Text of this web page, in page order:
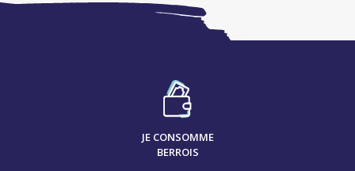
JE CONSOMME
BERROIS